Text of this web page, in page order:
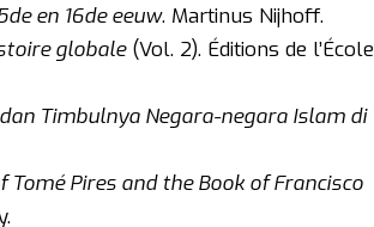
en 16de eeuw. Martinus Nijhoff.
globale(Vol. 2). Éditions de l’École
Timbulnya Negara-negara Islam di
Tomé Pires and the Book of Francisco